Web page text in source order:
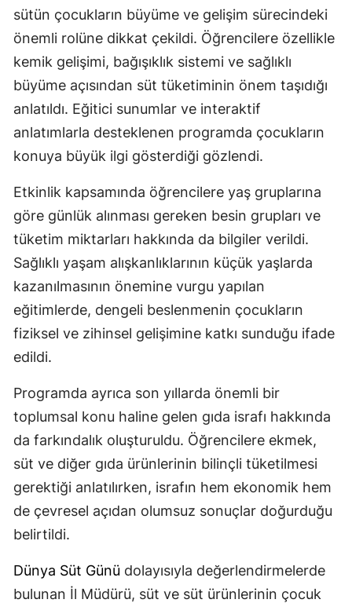
sütün çocukların büyüme ve gelişim sürecindeki
önemli rolüne dikkat çekildi. Öğrencilere özellikle
kemik gelişimi, bağışıklık sistemi ve sağlıklı
büyüme açısından süt tüketiminin önem taşıdığı
anlatıldı. Eğitici sunumlar ve interaktif
anlatımlarla desteklenen programda çocukların
konuya büyük ilgi gösterdiği gözlendi.
Etkinlik kapsamında öğrencilere yaş gruplarına
göre günlük alınması gereken besin grupları ve
tüketim miktarları hakkında da bilgiler verildi.
Sağlıklı yaşam alışkanlıklarının küçük yaşlarda
kazanılmasının önemine vurgu yapılan
eğitimlerde, dengeli beslenmenin çocukların
fiziksel ve zihinsel gelişimine katkı sunduğu ifade
edildi.
Programda ayrıca son yıllarda önemli bir
toplumsal konu haline gelen gıda israfı hakkında
da farkındalık oluşturuldu. Öğrencilere ekmek,
süt ve diğer gıda ürünlerinin bilinçli tüketilmesi
gerektiği anlatılırken, israfın hem ekonomik hem
de çevresel açıdan olumsuz sonuçlar doğurduğu
belirtildi.
Dünya Süt Günü dolayısıyla değerlendirmelerde
bulunan İl Müdürü, süt ve süt ürünlerinin çocuk